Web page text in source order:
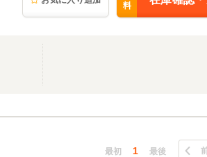
料
最初 1 最後